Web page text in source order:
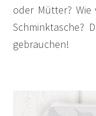
oder Mütter?
Schminktasche?
gebrauchen!